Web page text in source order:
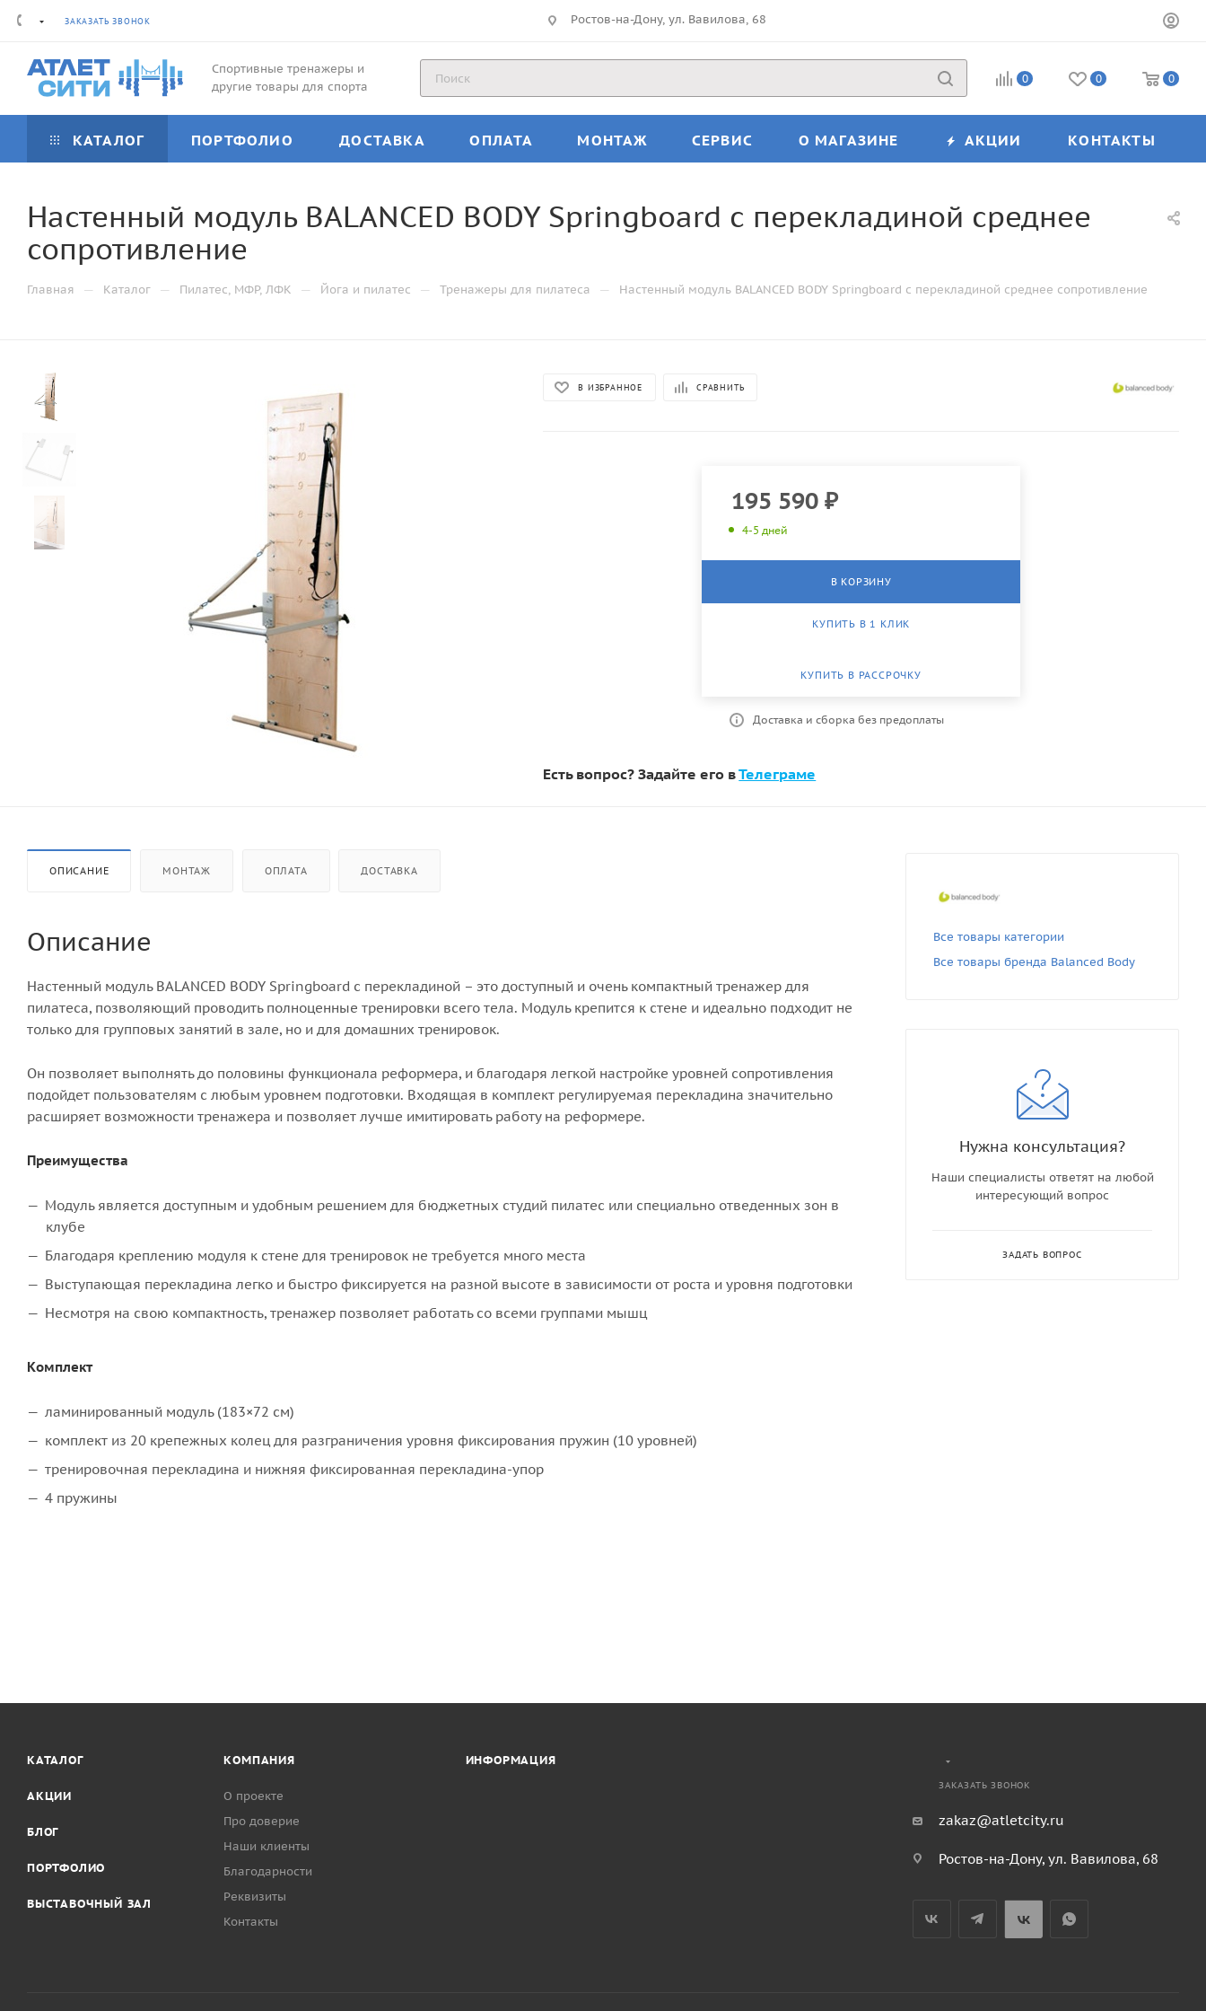
ЗАКАЗАТЬ ЗВОНОК Ростов-на-Дону, ул. Вавилова, 68
Спортивные тренажеры и
другие товары для спорта
0 0 0
КАТАЛОГ ПОРТФОЛИО ДОСТАВКА ОПЛАТА МОНТАЖ СЕРВИС О МАГАЗИНЕ АКЦИИ КОНТАКТЫ
Настенный модуль BALANCED BODY Springboard с перекладиной среднее
сопротивление
Главная — Каталог — Пилатес, МФР, ЛФК — Йога и пилатес — Тренажеры для пилатеса — Настенный модуль BALANCED BODY Springboard с перекладиной среднее сопротивление
В ИЗБРАННОЕ СРАВНИТЬ
195 590 ₽
4-5 дней
В КОРЗИНУ
КУПИТЬ В 1 КЛИК
КУПИТЬ В РАССРОЧКУ
Доставка и сборка без предоплаты
Есть вопрос? Задайте его вТелеграме
ОПИСАНИЕ МОНТАЖ ОПЛАТА ДОСТАВКА
Описание
Настенный модуль BALANCED BODY Springboard с перекладиной – это доступный и очень компактный тренажер для
пилатеса, позволяющий проводить полноценные тренировки всего тела. Модуль крепится к стене и идеально подходит не
только для групповых занятий в зале, но и для домашних тренировок.
Он позволяет выполнять до половины функционала реформера, и благодаря легкой настройке уровней сопротивления
подойдет пользователям с любым уровнем подготовки. Входящая в комплект регулируемая перекладина значительно
расширяет возможности тренажера и позволяет лучше имитировать работу на реформере.
Преимущества
Модуль является доступным и удобным решением для бюджетных студий пилатес или специально отведенных зон в
клубе
Благодаря креплению модуля к стене для тренировок не требуется много места
Выступающая перекладина легко и быстро фиксируется на разной высоте в зависимости от роста и уровня подготовки
Несмотря на свою компактность, тренажер позволяет работать со всеми группами мышц
Комплект
ламинированный модуль (183×72 см)
комплект из 20 крепежных колец для разграничения уровня фиксирования пружин (10 уровней)
тренировочная перекладина и нижняя фиксированная перекладина-упор
4 пружины
Все товары категории
Все товары бренда Balanced Body
Нужна консультация?
Наши специалисты ответят на любой
интересующий вопрос
ЗАДАТЬ ВОПРОС
КАТАЛОГ
АКЦИИ
БЛОГ
ПОРТФОЛИО
ВЫСТАВОЧНЫЙ ЗАЛ
КОМПАНИЯ
О проекте
Про доверие
Наши клиенты
Благодарности
Реквизиты
Контакты
ИНФОРМАЦИЯ
ЗАКАЗАТЬ ЗВОНОК
zakaz@atletcity.ru
Ростов-на-Дону, ул. Вавилова, 68